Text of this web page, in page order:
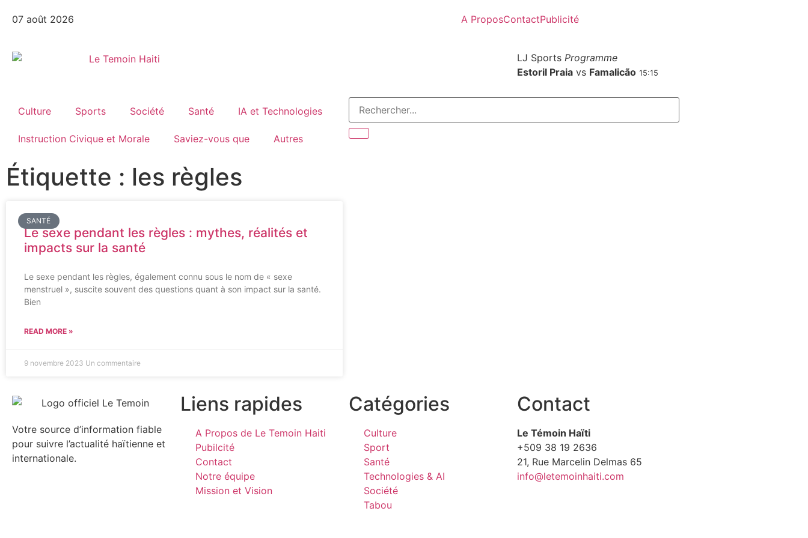
07 août 2026 A ProposContactPublicité
LJ Sports Programme
Estoril Praia vs Famalicão 15:15
Culture Sports Société Santé IA et Technologies
Instruction Civique et Morale Saviez-vous que Autres
Étiquette : les règles
SANTÉ
Le sexe pendant les règles : mythes, réalités et
impacts sur la santé
Le sexe pendant les règles, également connu sous le nom de « sexe
menstruel », suscite souvent des questions quant à son impact sur la santé.
Bien
READ MORE »
9 novembre 2023 Un commentaire
Votre source d’information fiable
pour suivre l’actualité haïtienne et
internationale.
Liens rapides
A Propos de Le Temoin Haiti
Pubilcité
Contact
Notre équipe
Mission et Vision
Catégories
Culture
Sport
Santé
Technologies & AI
Société
Tabou
Contact
Le Témoin Haïti
+509 38 19 2636
21, Rue Marcelin Delmas 65
info@letemoinhaiti.com